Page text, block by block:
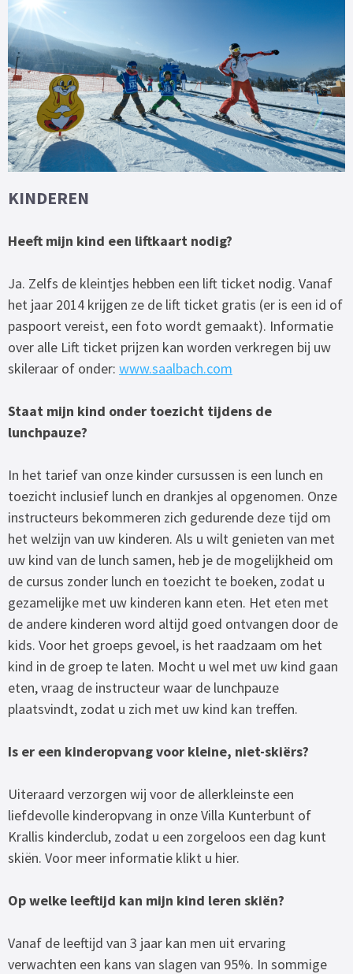
KINDEREN
Heeft mijn kind een liftkaart nodig?
Ja. Zelfs de kleintjes hebben een lift ticket nodig. Vanaf
het jaar 2014 krijgen ze de lift ticket gratis (er is een id of
paspoort vereist, een foto wordt gemaakt). Informatie
over alle Lift ticket prijzen kan worden verkregen bij uw
skileraar of onder: www.saalbach.com
Staat mijn kind onder toezicht tijdens de
lunchpauze?
In het tarief van onze kinder cursussen is een lunch en
toezicht inclusief lunch en drankjes al opgenomen. Onze
instructeurs bekommeren zich gedurende deze tijd om
het welzijn van uw kinderen. Als u wilt genieten van met
uw kind van de lunch samen, heb je de mogelijkheid om
de cursus zonder lunch en toezicht te boeken, zodat u
gezamelijke met uw kinderen kann eten. Het eten met
de andere kinderen word altijd goed ontvangen door de
kids. Voor het groeps gevoel, is het raadzaam om het
kind in de groep te laten. Mocht u wel met uw kind gaan
eten, vraag de instructeur waar de lunchpauze
plaatsvindt, zodat u zich met uw kind kan treffen.
Is er een kinderopvang voor kleine, niet-skiërs?
Uiteraard verzorgen wij voor de allerkleinste een
liefdevolle kinderopvang in onze Villa Kunterbunt of
Krallis kinderclub, zodat u een zorgeloos een dag kunt
skiën. Voor meer informatie klikt u hier.
Op welke leeftijd kan mijn kind leren skiën?
Vanaf de leeftijd van 3 jaar kan men uit ervaring
verwachten een kans van slagen van 95%. In sommige